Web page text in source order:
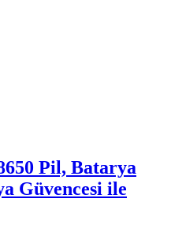
Pil, Batarya
Güvencesi ile